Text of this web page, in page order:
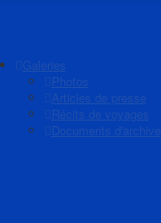
Galeries
Photos
Articles de presse
Récits de voyages
Documents d'archive